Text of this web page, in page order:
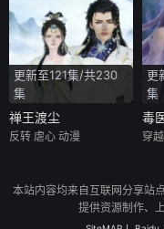
更新至121集/共230
集
禅王渡尘
反转 虐心 动漫
更
集
毒
穿越
本站内容均来自互联网分享站
提供资源制作、